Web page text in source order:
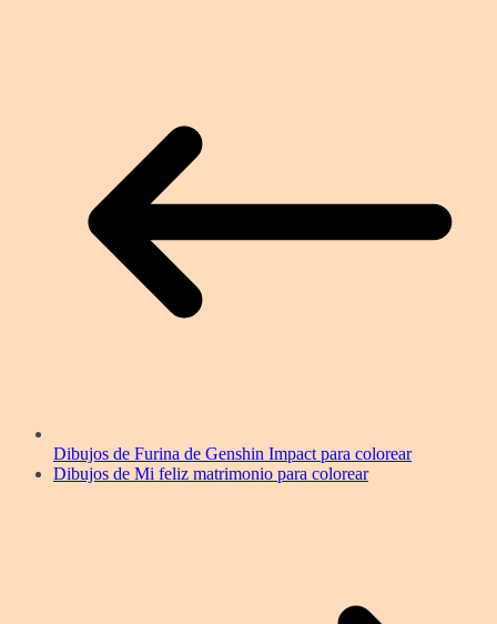
Dibujos de Furina de Genshin Impact para colorear
Dibujos de Mi feliz matrimonio para colorear